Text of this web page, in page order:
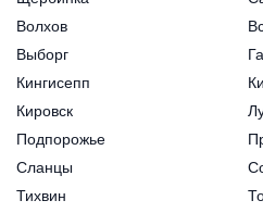
Волхов
Выборг
Кингисепп
Кировск
Подпорожье
Сланцы
Тихвин